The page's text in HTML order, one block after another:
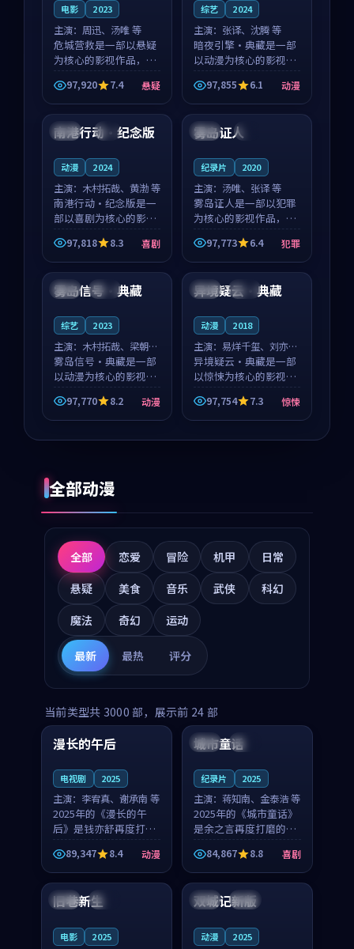
电影 2023
主演： 周迅、汤唯 等
危城营救是一部以悬疑
为核心的影视作品，围
绕危机、反转与人物成
长展开，整体节奏紧
凑，值得推荐观看。
97,920 7.4 悬疑
综艺 2024
主演： 张译、沈腾 等
暗夜引擎·典藏是一部
以动漫为核心的影视作
品，围绕危机、反转与
人物成长展开，整体节
奏紧凑，值得推荐观
看。
97,855 6.1 动漫
法国 4K
南港行动·纪念版
动漫 2024
主演： 木村拓哉、黄渤 等
南港行动·纪念版是一
部以喜剧为核心的影视
作品，围绕危机、反转
与人物成长展开，整体
节奏紧凑，值得推荐观
看。
97,818 8.3 喜剧
中国
雾岛证人
纪录片 2020
主演： 汤唯、张译 等
雾岛证人是一部以犯罪
为核心的影视作品，围
绕危机、反转与人物成
长展开，整体节奏紧
凑，值得推荐观看。
97,773 6.4 犯罪
日本 热播
雾岛信号·典藏
综艺 2023
主演： 木村拓哉、梁朝伟
等
雾岛信号·典藏是一部
以动漫为核心的影视作
品，围绕危机、反转与
人物成长展开，整体节
奏紧凑，值得推荐观
97,770 8.2 动漫
泰国 院线
异境疑云·典藏
动漫 2018
主演： 易烊千玺、刘亦菲
等
异境疑云·典藏是一部
以惊悚为核心的影视作
品，围绕危机、反转与
人物成长展开，整体节
奏紧凑，值得推荐观
97,754 7.3 惊悚
全部动漫
全部 恋爱 冒险 机甲
日常
悬疑
美食 音乐 武侠
科幻
魔法
奇幻 运动
最新 最热 评分
当前类型共 3000 部，展示前 24 部
中国 高分
99:16
漫长的午后
电视剧 2025
主演： 李宥真、谢承南 等
2025年的《漫长的午
后》是钱亦舒再度打磨
的动漫佳作。中国大陆
的取景与海岛日常的氛
围相互成就，李宥真与
谢承南的对手戏自然克
制，让整部影片在悬念
89,347 8.4 动漫
美国 院线
城市童话
纪录片 2025
主演： 蒋知南、金泰浩 等
2025年的《城市童话》
是余之言再度打磨的喜
剧佳作。美国的取景与
历史战争的氛围相互成
就，蒋知南与金泰浩的
对手戏自然克制，让整
部影片在悬念与温度
84,867 8.8 喜剧
英国 完结
旧巷新生
电影 2025
中国 独播
双城记新版
动漫 2025